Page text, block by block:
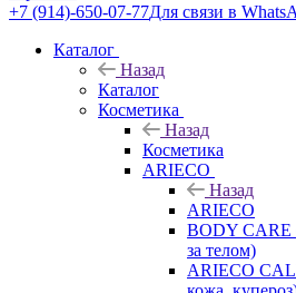
+7 (914)-650-07-77Для связи в
Каталог
Назад
Каталог
Косметика
Назад
Косметика
ARIECO
Назад
ARIECO
BODY CARE
за телом)
ARIECO